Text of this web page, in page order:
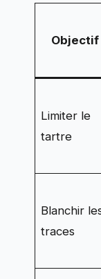
Objectif
Limiter le
tartre
Blanchir
traces